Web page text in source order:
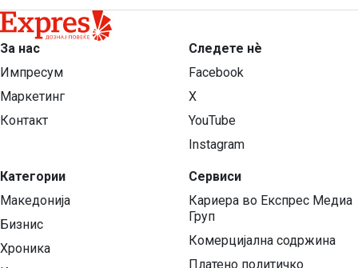
За нас
Импресум
Маркетинг
Контакт
Категории
Македонија
Бизнис
Хроника
Следете нѐ
Facebook
X
YouTube
Instagram
Сервиси
Кариера во Експрес Медиа
Груп
Комерцијална содржина
Платено политичко